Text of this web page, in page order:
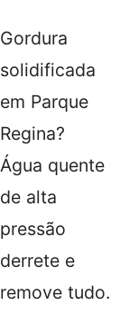
Gordura
solidificada
em Parque
Regina?
Água quente
de alta
pressão
derrete e
remove tudo.